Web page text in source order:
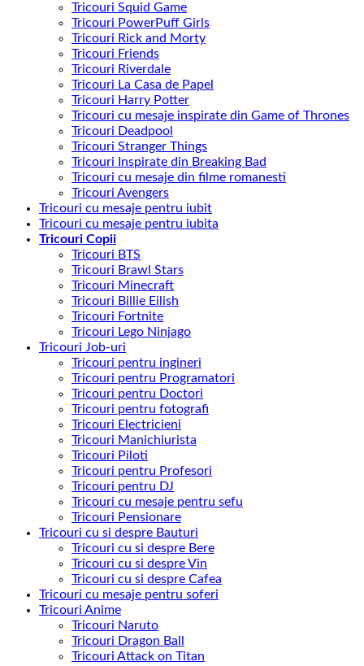
Tricouri Squid Game
Tricouri PowerPuff Girls
Tricouri Rick and Morty
Tricouri Friends
Tricouri Riverdale
Tricouri La Casa de Papel
Tricouri Harry Potter
Tricouri cu mesaje inspirate din Game of Thrones
Tricouri Deadpool
Tricouri Stranger Things
Tricouri Inspirate din Breaking Bad
Tricouri cu mesaje din filme romanesti
Tricouri Avengers
Tricouri cu mesaje pentru iubit
Tricouri cu mesaje pentru iubita
Tricouri Copii
Tricouri BTS
Tricouri Brawl Stars
Tricouri Minecraft
Tricouri Billie Eilish
Tricouri Fortnite
Tricouri Lego Ninjago
Tricouri Job-uri
Tricouri pentru ingineri
Tricouri pentru Programatori
Tricouri pentru Doctori
Tricouri pentru fotografi
Tricouri Electricieni
Tricouri Manichiurista
Tricouri Piloti
Tricouri pentru Profesori
Tricouri pentru DJ
Tricouri cu mesaje pentru sefu
Tricouri Pensionare
Tricouri cu si despre Bauturi
Tricouri cu si despre Bere
Tricouri cu si despre Vin
Tricouri cu si despre Cafea
Tricouri cu mesaje pentru soferi
Tricouri Anime
Tricouri Naruto
Tricouri Dragon Ball
Tricouri Attack on Titan